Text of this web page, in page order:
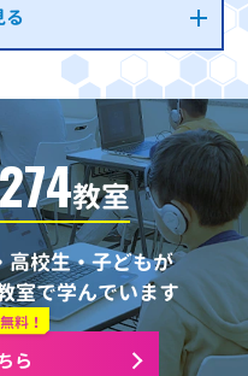
教室
高校生・子どもが
室で学んでいます
料！
ら